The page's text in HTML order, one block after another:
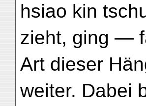
hsiao kin
zieht, ging —
Art dieser
weiter. Dabei